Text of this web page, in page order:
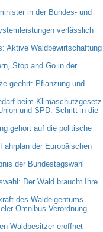
in der Bundes- und
verlässlich
Aktive Waldbewirtschaftung
Stop and Go in der
geehrt: Pflanzung und
beim Klimaschutzgesetz
und SPD: Schritt in die
gehört auf die politische
der Europäischen
der Bundestagswahl
Der Wald braucht Ihre
des Waldeigentums
Omnibus-Verordnung
Waldbesitzer eröffnet